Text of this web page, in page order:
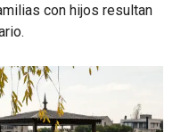
con hijos resultan